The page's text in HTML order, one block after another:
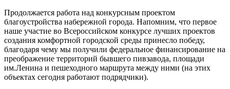
Продолжается работа над конкурсным проектом
благоустройства набережной города. Напомним, что первое
наше участие во Всероссийском конкурсе лучших проектов
создания комфортной городской среды принесло победу,
благодаря чему мы получили федеральное финансирование на
преображение территорий бывшего пивзавода, площади
им.Ленина и пешеходного маршрута между ними (на этих
объектах сегодня работают подрядчики).